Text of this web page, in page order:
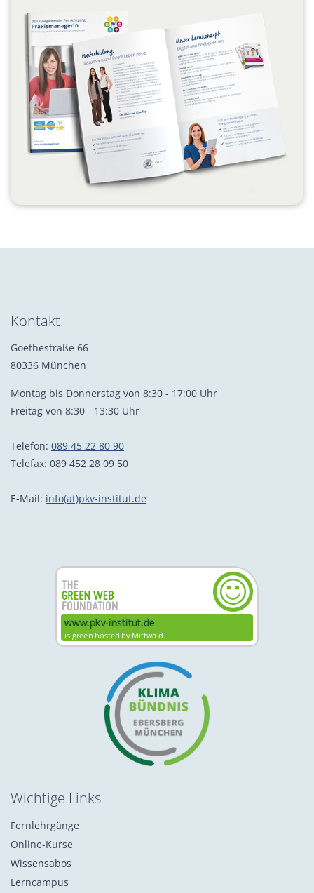
Kontakt
Goethestraße 66
80336 München
Montag bis Donnerstag von 8:30 - 17:00 Uhr
Freitag von 8:30 - 13:30 Uhr
Telefon: 089 45 22 80 90
Telefax: 089 452 28 09 50
E-Mail: info(at)pkv-institut.de
Wichtige Links
Fernlehrgänge
Online-Kurse
Wissensabos
Lerncampus